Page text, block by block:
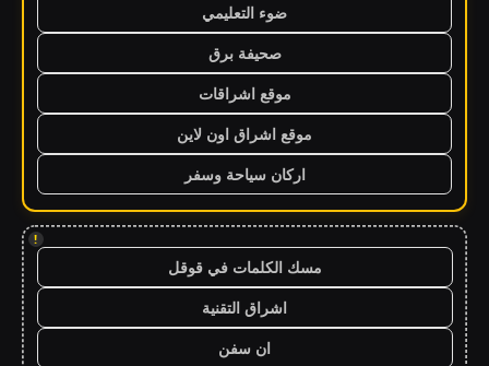
ضوء التعليمي
صحيفة برق
موقع اشراقات
موقع اشراق اون لاين
اركان سياحة وسفر
!
مسك الكلمات في قوقل
اشراق التقنية
ان سفن